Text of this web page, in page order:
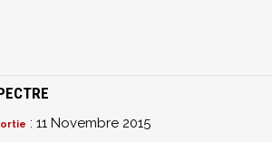
: 11 Novembre 2015